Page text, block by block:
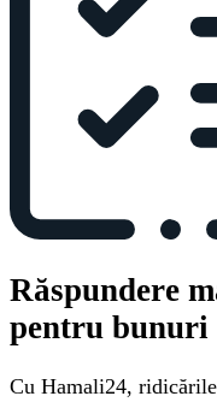
Răspundere
pentru bunuri
Cu Hamali24,